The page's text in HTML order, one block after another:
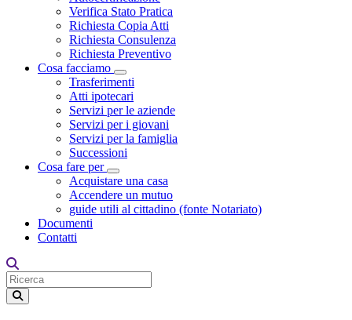
Verifica Stato Pratica
Richiesta Copia Atti
Richiesta Consulenza
Richiesta Preventivo
Cosa facciamo
Toggle Dropdown
Trasferimenti
Atti ipotecari
Servizi per le aziende
Servizi per i giovani
Servizi per la famiglia
Successioni
Cosa fare per
Toggle Dropdown
Acquistare una casa
Accendere un mutuo
guide utili al cittadino (fonte Notariato)
Documenti
Contatti